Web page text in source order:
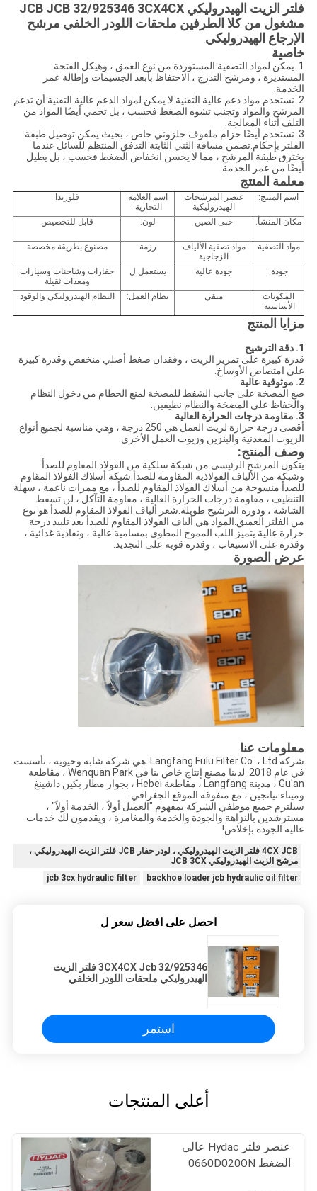
فلتر الزيت الهيدروليكي JCB JCB 32/925346 3CX4CX
مشغول من كلا الطرفين ملحقات اللودر الخلفي مرشح
الإرجاع الهيدروليكي
خاصية
1. يمكن لمواد التصفية المستوردة من نوع العمق ، وهيكل الفتحة
المستديرة ، ومرشح التدرج ، الاحتفاظ بأبعد الجسيمات وإطالة عمر
الخدمة.
2. نستخدم مواد دعم عالية التقنية.لا يمكن لمواد الدعم عالية التقنية أن تدعم
المرشح والمواد وتجنب تشوه الضغط فحسب ، بل تحمي أيضًا المواد من
التلف أثناء المعالجة.
3. نستخدم أيضًا حزام ملفوف حلزوني خاص ، بحيث يمكن توصيل طبقة
الفلتر بإحكام.تضمن مسافة الثني الثابتة التدفق المنتظم للسائل عندما
يخترق طبقة المرشح ، مما لا يحسن انخفاض الضغط فحسب ، بل يطيل
أيضًا من عمر الخدمة.
معلمة المنتج
اسم المنتج:
عنصر المرشحات
الهيدروليكية
اسم العلامة
التجارية:
فلوريدا
مكان المنشأ: خبى الصين لون: قابل للتخصيص
مواد التصفية
مواد تصفية الألياف
الزجاجية
رزمة مصنوع بطريقة مخصصة
جودة: جودة عالية يستعمل ل
حفارات وشاحنات وسيارات
ومعدات ثقيلة
المكونات
الأساسية:
منقي نظام العمل: النظام الهيدروليكي والوقود
مزايا المنتج
1. دقة الترشيح
قدرة كبيرة على تمرير الزيت ، وفقدان ضغط أصلي منخفض وقدرة كبيرة
على امتصاص الأوساخ.
2. موثوقية عالية
ضع المضخة على جانب الشفط للمضخة لمنع الحطام من دخول النظام
والحفاظ على المضخة والنظام نظيفين.
3. مقاومة درجات الحرارة العالية
أقصى درجة حرارة لزيت العمل هي 250 درجة ، وهي مناسبة لجميع أنواع
الزيوت المعدنية والبنزين وزيوت العمل الأخرى.
وصف المنتج:
يتكون المرشح الرئيسي من شبكة سلكية من الفولاذ المقاوم للصدأ
وشبكة من الألياف الفولاذية المقاومة للصدأ.شبكة أسلاك الفولاذ المقاوم
للصدأ منسوجة من أسلاك الفولاذ المقاوم للصدأ ، مع ممرات ناعمة ، سهلة
التنظيف ، مقاومة درجات الحرارة العالية ، مقاومة التآكل ، لن تسقط
الشاشة ، ودورة الترشيح طويلة.شعر ألياف الفولاذ المقاوم للصدأ هو نوع
من الفلتر العميق.المواد هي ألياف الفولاذ المقاوم للصدأ بعد تلبيد درجة
حرارة عالية.يتميز اللب المموج المطوي بمسامية عالية ، ونفاذية غذائية ،
وقدرة على الاستيعاب ، وقدرة قوية على التجديد.
عرض الصورة
معلومات عنا
شركة Langfang Fulu Filter Co. ، Ltd. هي شركة شابة وحيوية ، تأسست
في عام 2018. لدينا مصنع إنتاج خاص بنا في Wenquan Park ، مقاطعة
Gu'an ، مدينة Langfang ، مقاطعة Hebei ، بجوار مطار بكين داشينغ
وميناء تيانجين ، مع متفوقة الموقع الجغرافي.
سيلتزم جميع موظفي الشركة بمفهوم "العميل أولاً ، الخدمة أولاً" ،
مسترشدين بالنزاهة والجودة والخدمة والمغامرة ، ويقدمون لك خدمات
عالية الجودة بإخلاص!
4CX JCB فلتر الزيت الهيدروليكي ، لودر حفار JCB فلتر الزيت الهيدروليكي ،
مرشح الزيت الهيدروليكي JCB 3CX
backhoe loader jcb hydraulic oil filter
jcb 3cx hydraulic filter
احصل على افضل سعر ل
32/925346 3CX4CX Jcb فلتر الزيت
الهيدروليكي ملحقات اللودر الخلفي
استمر
أعلى المنتجات
عنصر فلتر Hydac عالي
الضغط 0660D020ON